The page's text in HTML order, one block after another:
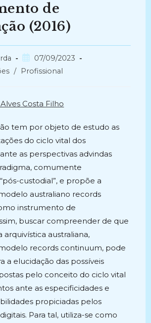
de
(2016)
Post
publicado:
07/09/2023
/ Profissional
Costa Filho
tem por objeto de estudo as
do ciclo vital dos
as perspectivas advindas
comumente
custodial”, e propõe a
australiano records
instrumento de
buscar compreender de que
arquivística australiana,
records continuum, pode
a elucidação das possíveis
pelo conceito do ciclo vital
ante as especificidades e
propiciadas pelos
Para tal, utiliza-se como